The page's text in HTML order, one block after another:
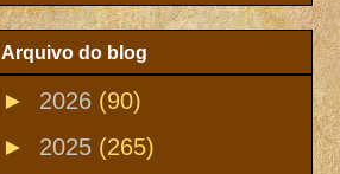
Arquivo do blog
► 2026 (90)
► 2025 (265)